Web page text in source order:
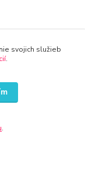
svojich služieb
.
.